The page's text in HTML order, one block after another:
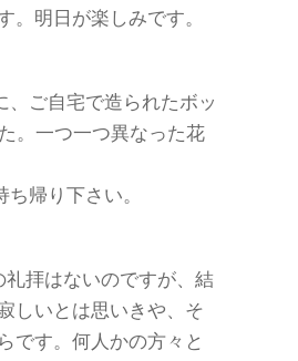
。明日が楽しみです。
ご自宅で造られたボッ
。一つ一つ異なった花
帰り下さい。
拝はないのですが、結
しいとは思いきや、そ
です。何人かの方々と